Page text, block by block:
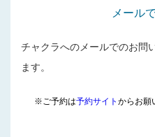
メール
チャクラへのメールでのお問
ます。
※ご予約は予約サイトからお願